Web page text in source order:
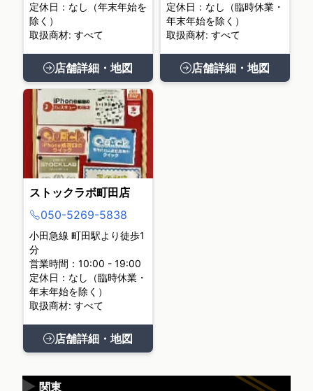
定休日：なし（年末年始を
除く）
取扱商材: すべて
店舗詳細・地図
定休日：なし（臨時休業・
年末年始を除く）
取扱商材: すべて
店舗詳細・地図
ストックラボ町田店
050-5269-5838
小田急線 町田駅より徒歩1
分
営業時間：10:00 - 19:00
定休日：なし（臨時休業・
年末年始を除く）
取扱商材: すべて
店舗詳細・地図
関東
▶